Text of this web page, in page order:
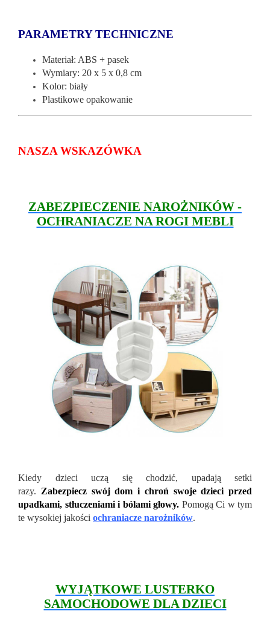
PARAMETRY TECHNICZNE
Materiał: ABS + pasek
Wymiary: 20 x 5 x 0,8 cm
Kolor: biały
Plastikowe opakowanie
NASZA WSKAZÓWKA
ZABEZPIECZENIE NAROŻNIKÓW -
OCHRANIACZE NA ROGI MEBLI
Kiedy dzieci uczą się chodzić, upadają setki
razy. Zabezpiecz swój dom i chroń swoje dzieci przed
upadkami, stłuczeniami i bólami głowy. Pomogą Ci w tym
te wysokiej jakości ochraniacze narożników.
WYJĄTKOWE LUSTERKO
SAMOCHODOWE DLA DZIECI